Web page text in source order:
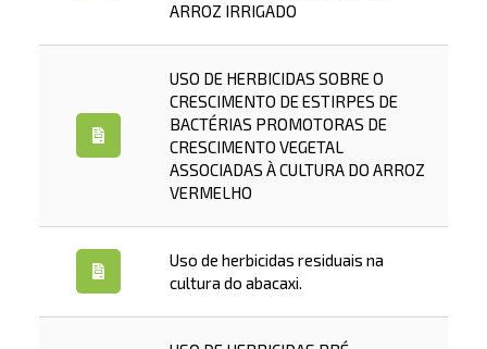
ARROZ IRRIGADO
USO DE HERBICIDAS SOBRE O
CRESCIMENTO DE ESTIRPES DE
BACTÉRIAS PROMOTORAS DE
CRESCIMENTO VEGETAL
ASSOCIADAS À CULTURA DO ARROZ
VERMELHO
Uso de herbicidas residuais na
cultura do abacaxi.